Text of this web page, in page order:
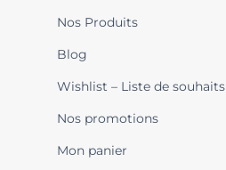
Nos Produits
Blog
Wishlist – Liste de souhaits
Nos promotions
Mon panier